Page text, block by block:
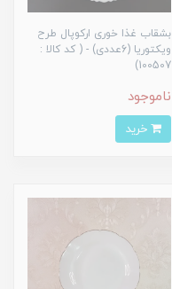
بشقاب غذا خوری ارکوپال طرح
ویکتوریا (6عددی) - ( کد کالا :
100507)
ناموجود